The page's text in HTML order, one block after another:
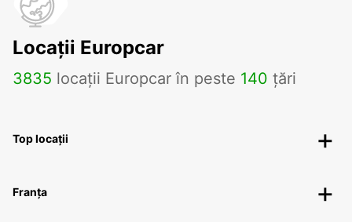
Locații Europcar
3835 locații Europcar în peste 140 țări
Top locații
Franța